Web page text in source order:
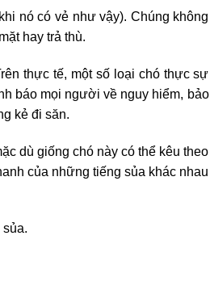
nó có vẻ như vậy). Chúng không
hay trả thù.
thực tế, một số loại chó thực sự
báo mọi người về nguy hiểm, bảo
kẻ đi săn.
dù giống chó này có thể kêu theo
của những tiếng sủa khác nhau